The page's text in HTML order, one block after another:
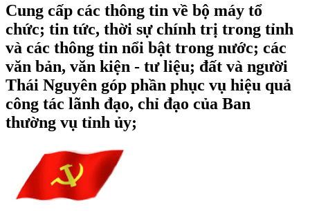
Cung cấp các thông tin về bộ máy tổ
chức; tin tức, thời sự chính trị trong tỉnh
và các thông tin nổi bật trong nước; các
văn bản, văn kiện - tư liệu; đất và người
Thái Nguyên góp phần phục vụ hiệu quả
công tác lãnh đạo, chỉ đạo của Ban
thường vụ tỉnh ủy;